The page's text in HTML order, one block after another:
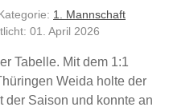
1. Mannschaft
01. April 2026
Tabelle. Mit dem 1:1
Weida holte der
der Saison und konnte an